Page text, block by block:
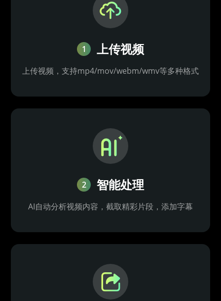
1 上传视频
上传视频，支持mp4/mov/webm/wmv等多种格式
2 智能处理
AI自动分析视频内容，截取精彩片段，添加字幕